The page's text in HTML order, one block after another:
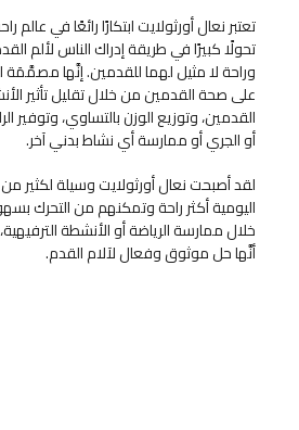
تعتبر نعال أورثولايت ابتكارًا رائعًا في عالم
تحولًا كبيرًا في طريقة إدراك الناس لألم
وراحة لا مثيل لهما للقدمين. إنَّها
على صحة القدمين من خلال تقليل تأثير
القدمين، وتوزيع الوزن بالتساوي، وتوفير
أو الجري أو ممارسة أي نشاط بدني آخر.
لقد أصبحت نعال أورثولايت وسيلة لكثير
اليومية أكثر راحة وتمكنهم من التحرك
خلال ممارسة الرياضة أو الأنشطة
أنَّها حل موثوق وفعال لآلام القدم.